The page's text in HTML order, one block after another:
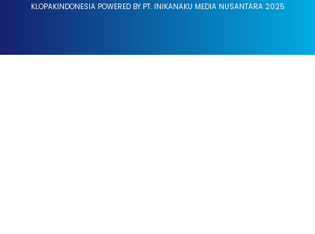
KLOPAKINDONESIA POWERED BY PT. INIKANAKU MEDIA NUSANTARA 2025